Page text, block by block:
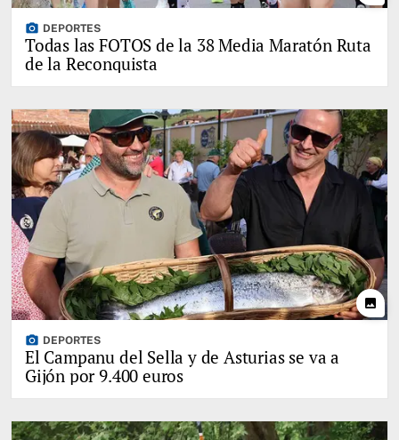
photo_camera DEPORTES
Todas las FOTOS de la 38 Media Maratón Ruta
de la Reconquista
photo
photo_camera DEPORTES
El Campanu del Sella y de Asturias se va a
Gijón por 9.400 euros